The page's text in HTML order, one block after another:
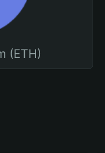
(ETH)